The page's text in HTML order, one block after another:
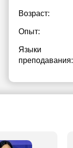
Возраст:
Опыт:
Языки
преподавания: